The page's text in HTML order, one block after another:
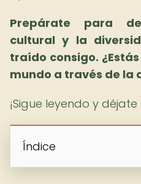
Prepárate para
cultural y la
traído consigo.
mundo a través de la
¡Sigue leyendo y
Índice